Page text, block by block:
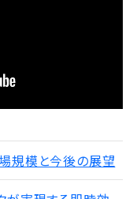
規模と今後の展望